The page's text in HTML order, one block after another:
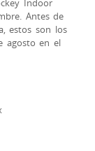
Indoor
Antes de
estos son los
agosto en el